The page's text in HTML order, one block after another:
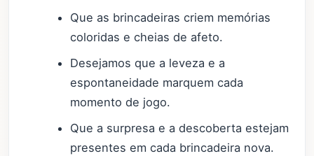
Que as brincadeiras criem memórias
coloridas e cheias de afeto.
Desejamos que a leveza e a
espontaneidade marquem cada
momento de jogo.
Que a surpresa e a descoberta estejam
presentes em cada brincadeira nova.